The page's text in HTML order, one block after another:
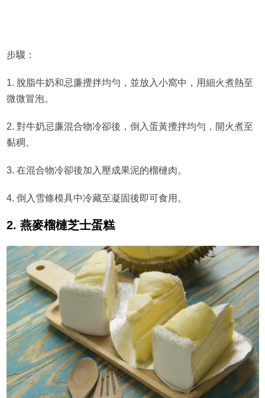
步驟：
1. 脫脂牛奶和忌廉攪拌均勻，並放入小窩中，用細火煮熱至
微微冒泡。
2. 對牛奶忌廉混合物冷卻後，倒入蛋黃攪拌均勻，開火煮至
黏稠。
3. 在混合物冷卻後加入壓成果泥的榴槤肉。
4. 倒入雪條模具中冷藏至凝固後即可食用。
2. 燕麥榴槤芝士蛋糕